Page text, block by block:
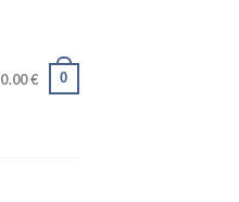
0.00€ 0